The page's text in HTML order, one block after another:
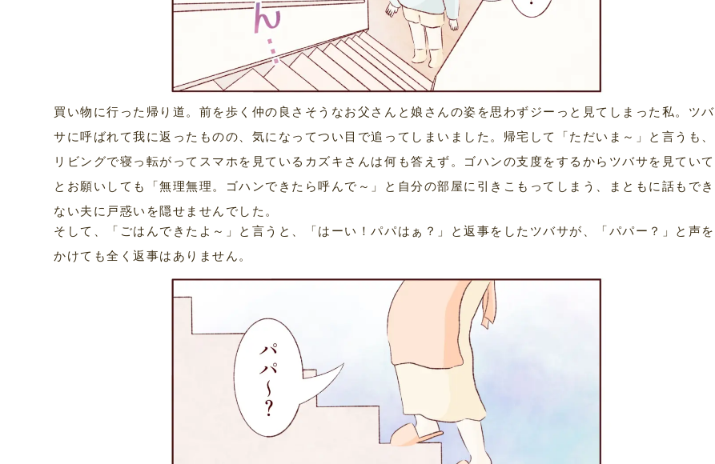
買い物に行った帰り道。前を歩く仲の良さそうなお父さんと娘さんの姿を思わずジーっと見てしまった私。ツバ
サに呼ばれて我に返ったものの、気になってつい目で追ってしまいました。帰宅して「ただいま～」と言うも、
リビングで寝っ転がってスマホを見ているカズキさんは何も答えず。ゴハンの支度をするからツバサを見ていて
とお願いしても「無理無理。ゴハンできたら呼んで～」と自分の部屋に引きこもってしまう、まともに話もでき
ない夫に戸惑いを隠せませんでした。
そして、「ごはんできたよ～」と言うと、「はーい！パパはぁ？」と返事をしたツバサが、「パパー？」と声を
かけても全く返事はありません。